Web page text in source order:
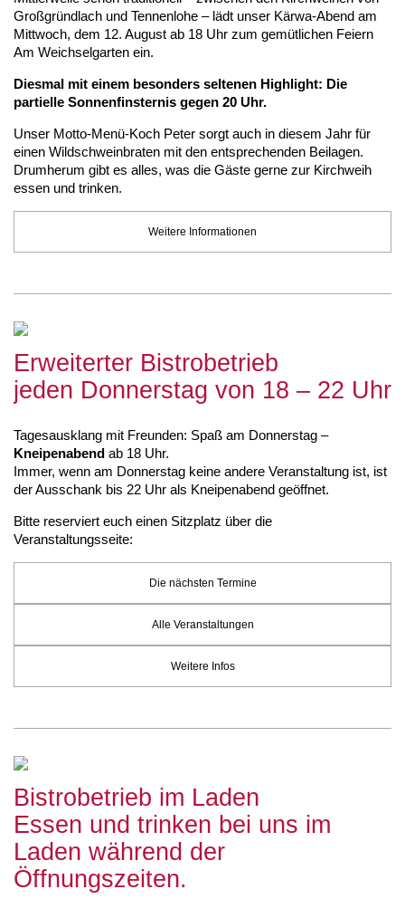
Fr:
13.00 - 19.00 Uhr
Sa: Geschlossen
Großgründlach und Tennenlohe – lädt unser Kärwa-Abend am
Mittwoch, dem 12. August ab 18 Uhr zum gemütlichen Feiern
Am Weichselgarten ein.
Diesmal mit einem besonders seltenen Highlight: Die
partielle Sonnenfinsternis gegen 20 Uhr.
Unser Motto-Menü-Koch Peter sorgt auch in diesem Jahr für
einen Wildschweinbraten mit den entsprechenden Beilagen.
Drumherum gibt es alles, was die Gäste gerne zur Kirchweih
essen und trinken.
Weitere Informationen
Erweiterter Bistrobetrieb
jeden Donnerstag von 18 – 22 Uhr
Tagesausklang mit Freunden: Spaß am Donnerstag –
Kneipenabend ab 18 Uhr.
Immer, wenn am Donnerstag keine andere Veranstaltung ist, ist
der Ausschank bis 22 Uhr als Kneipenabend geöffnet.
Bitte reserviert euch einen Sitzplatz über die
Veranstaltungsseite:
Die nächsten Termine
Alle Veranstaltungen
Weitere Infos
Bistrobetrieb im Laden
Essen und trinken bei uns im
Laden während der
Öffnungszeiten.